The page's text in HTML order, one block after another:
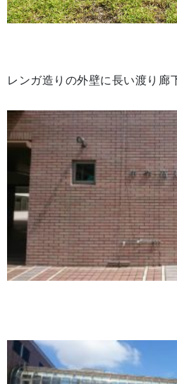
レンガ造りの外壁に長い渡り廊